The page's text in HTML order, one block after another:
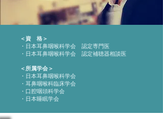
＜資 格＞
・日本耳鼻咽喉科学会 認定専門医
・日本耳鼻咽喉科学会 認定補聴器相談医
＜所属学会＞
・日本耳鼻咽喉科学会
・耳鼻咽喉科臨床学会
・口腔咽頭科学会
・日本睡眠学会